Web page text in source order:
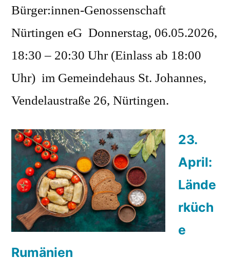
Bürger:innen-Genossenschaft
Nürtingen eG Donnerstag, 06.05.2026,
18:30 – 20:30 Uhr (Einlass ab 18:00
Uhr) im Gemeindehaus St. Johannes,
Vendelaustraße 26, Nürtingen.
23.
April:
Lände
rküch
e
Rumänien